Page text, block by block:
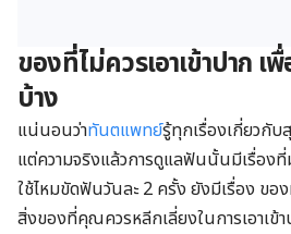
ของที่ไม่ควรเอาเข้าปาก เ
บ้าง
แน่นอนว่าทันตแพทย์รู้ทุกเรื่องเกี่ยวกั
แต่ความจริงแล้วการดูแลฟันนั้นมีเรื่อง
ใช้ไหมขัดฟันวันละ 2 ครั้ง ยังมีเรื่อง ของ
สิ่งของที่คุณควรหลีกเลี่ยงในการเอาเข้